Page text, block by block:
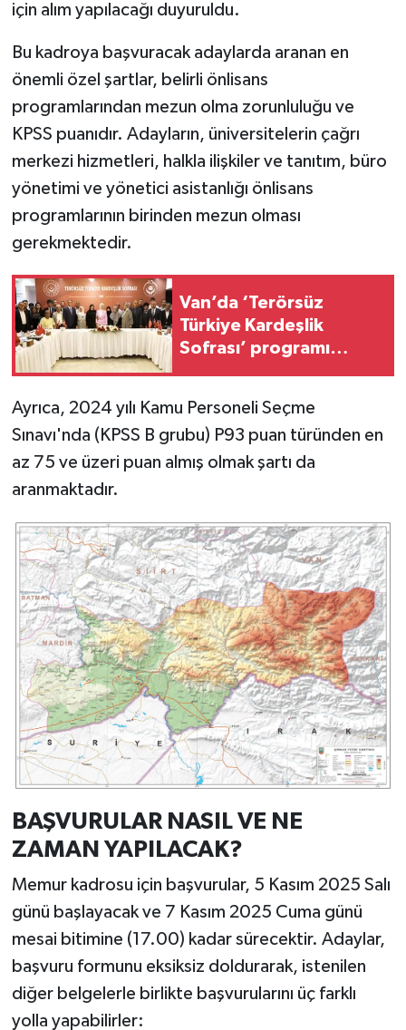
için alım yapılacağı duyuruldu.
Bu kadroya başvuracak adaylarda aranan en
önemli özel şartlar, belirli önlisans
programlarından mezun olma zorunluluğu ve
KPSS puanıdır. Adayların, üniversitelerin çağrı
merkezi hizmetleri, halkla ilişkiler ve tanıtım, büro
yönetimi ve yönetici asistanlığı önlisans
programlarının birinden mezun olması
gerekmektedir.
Van’da ‘Terörsüz
Türkiye Kardeşlik
Sofrası’ programı
Ayrıca, 2024 yılı Kamu Personeli Seçme
Sınavı'nda (KPSS B grubu) P93 puan türünden en
az 75 ve üzeri puan almış olmak şartı da
aranmaktadır.
BAŞVURULAR NASIL VE NE
ZAMAN YAPILACAK?
Memur kadrosu için başvurular, 5 Kasım 2025 Salı
günü başlayacak ve 7 Kasım 2025 Cuma günü
mesai bitimine (17.00) kadar sürecektir. Adaylar,
başvuru formunu eksiksiz doldurarak, istenilen
diğer belgelerle birlikte başvurularını üç farklı
yolla yapabilirler: